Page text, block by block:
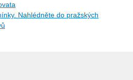
Nahlédněte do pražských